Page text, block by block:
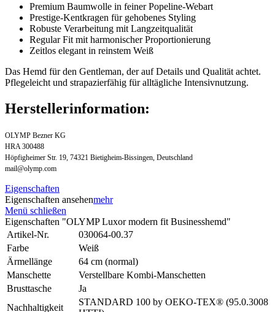
Premium Baumwolle in feiner Popeline-Webart
Prestige-Kentkragen für gehobenes Styling
Robuste Verarbeitung mit Langzeitqualität
Regular Fit mit harmonischer Proportionierung
Zeitlos elegant in reinstem Weiß
Das Hemd für den Gentleman, der auf Details und Qualität achtet.
Pflegeleicht und strapazierfähig für alltägliche Intensivnutzung.
Herstellerinformation:
OLYMP Bezner KG
HRA 300488
Höpfigheimer Str. 19, 74321 Bietigheim-Bissingen, Deutschland
mail@olymp.com
Eigenschaften
Eigenschaften ansehenmehr
Menü schließen
Eigenschaften "OLYMP Luxor modern fit Businesshemd"
Artikel-Nr.
030064-00.37
Farbe
Weiß
Ärmellänge
64 cm (normal)
Manschette
Verstellbare Kombi-Manschetten
Brusttasche
Ja
Nachhaltigkeit
STANDARD 100 by OEKO-TEX® (95.0.3008